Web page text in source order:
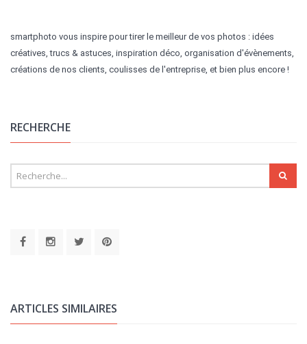
smartphoto vous inspire pour tirer le meilleur de vos photos : idées
créatives, trucs & astuces, inspiration déco, organisation d'évènements,
créations de nos clients, coulisses de l'entreprise, et bien plus encore !
RECHERCHE
ARTICLES SIMILAIRES